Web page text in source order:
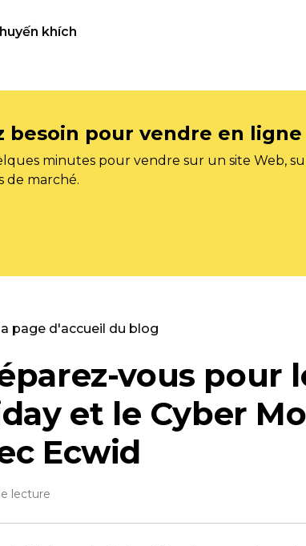
khích
besoin pour vendre en ligne
minutes pour vendre sur un site Web,
de marché.
la page d'accueil du blog
vous pour
et le Cyber
Ecwid
lecture